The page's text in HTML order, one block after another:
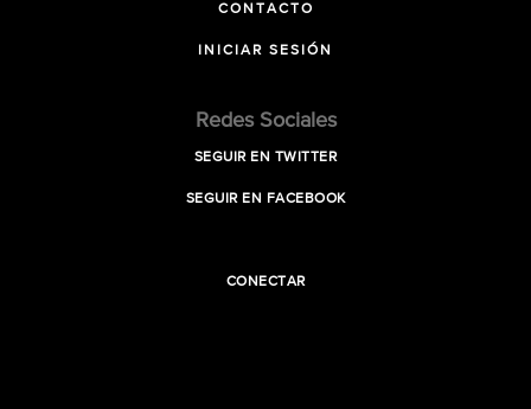
CONTACTO
INICIAR SESIÓN
Redes Sociales
SEGUIR EN TWITTER
SEGUIR EN FACEBOOK
CONECTAR